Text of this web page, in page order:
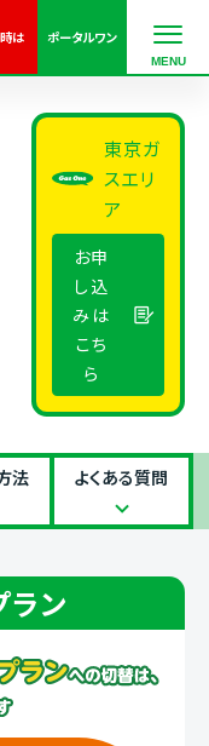
時は ポータルワン
東京ガ
スエリ
ア
お申
し込
みは
こち
ら
法 よくある質問
ラン